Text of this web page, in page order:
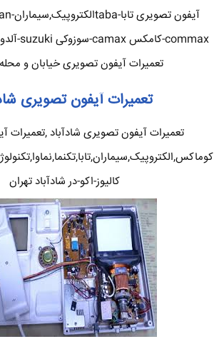
تعمیرات آیفون تصویری خیابان و محله
تعمیرات آیفون تصویری
تعمیرات آیفون تصویری شادآباد ,تعمیرات
کالیوز-اکو-در شادآباد تهران